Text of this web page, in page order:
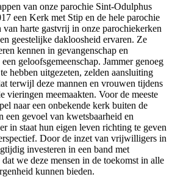
van onze parochie Sint-Odulphus
een Kerk met Stip en de hele parochie
harte gastvrij in onze parochiekerken
geestelijke dakloosheid ervaren. Ze
kennen in gevangenschap en
geloofsgemeenschap. Jammer genoeg
hebben uitgezeten, zelden aansluiting
terwijl deze mannen en vrouwen tijdens
vieringen meemaakten. Voor de meeste
naar een onbekende kerk buiten de
een gevoel van kwetsbaarheid en
in staat hun eigen leven richting te geven
Door de inzet van vrijwilligers in
investeren in een band met
we deze mensen in de toekomst in alle
kunnen bieden.